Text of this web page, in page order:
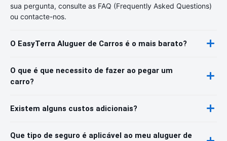
sua pergunta, consulte as FAQ (Frequently Asked Questions)
ou contacte-nos.
O EasyTerra Aluguer de Carros é o mais barato?
O que é que necessito de fazer ao pegar um
carro?
Existem alguns custos adicionais?
Que tipo de seguro é aplicável ao meu aluguer de